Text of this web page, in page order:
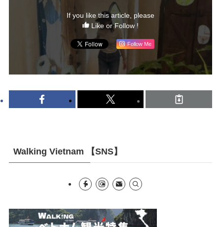
If you like this article, please
Like or Follow !
Follow Me
Walking Vietnam 【SNS】